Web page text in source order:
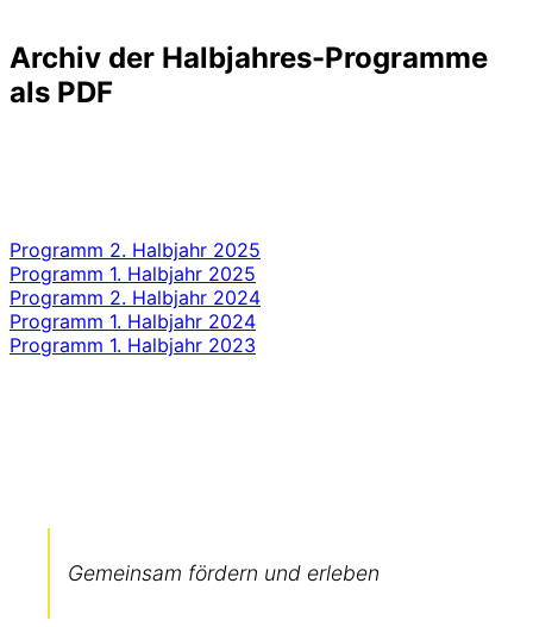
Archiv der Halbjahres-Programme
als PDF
Programm 2. Halbjahr 2025
Programm 1. Halbjahr 2025
Programm 2. Halbjahr 2024
Programm 1. Halbjahr 2024
Programm 1. Halbjahr 2023
Gemeinsam fördern und erleben